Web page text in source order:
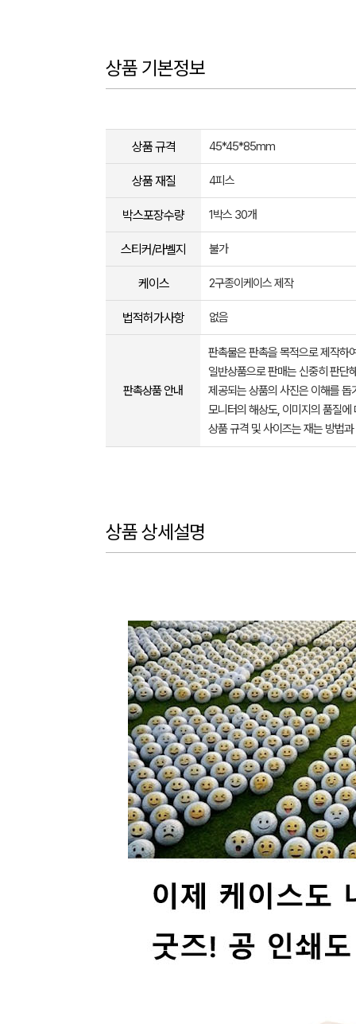
상품 기본정보
상품 규격 45*45*85mm
상품 재질 4피스
박스포장수량 1박스 30개
스티커/라벨지 불가
케이스 2구종이케이스 제작
법적허가사항 없음
판촉상품 안내
판촉물은 판촉을 목적으로 제작하
일반상품으로 판매는 신중히 판단
제공되는 상품의 사진은 이해를
모니터의 해상도, 이미지의 품질
상품 규격 및 사이즈는 재는 방법
상품 상세설명